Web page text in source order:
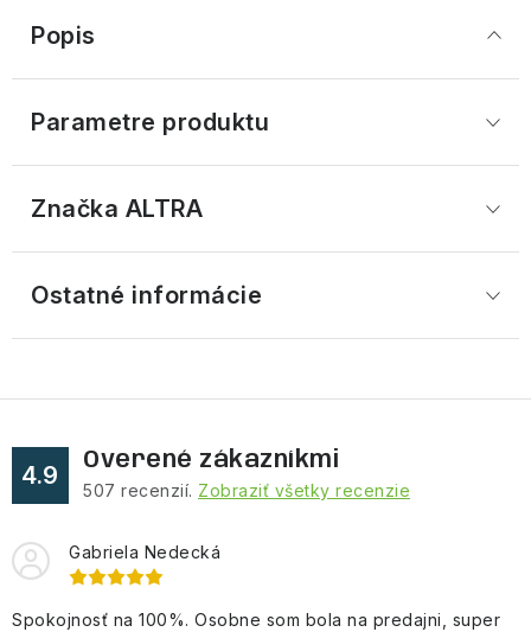
Popis
Parametre produktu
Značka ALTRA
Ostatné informácie
4.9
Overené zákazníkmi
507 recenzií. Zobraziť všetky recenzie
Gabriela Nedecká
Spokojnosť na 100%. Osobne som bola na predajni, super